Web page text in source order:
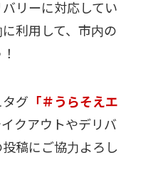
リーに対応してい
利用して、市内の
タグ 「＃うらそえエ
クアウトやデリバ
稿にご協力よろし